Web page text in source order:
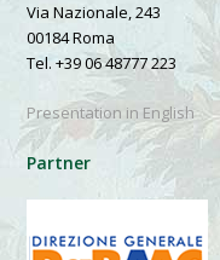
Via Nazionale, 243
00184 Roma
Tel. +39 06 48777 223
Presentation in English
Partner